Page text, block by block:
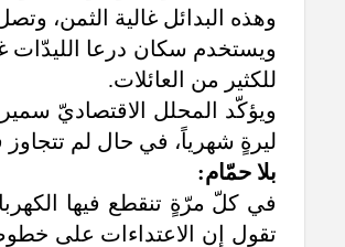
وهذه البدائل غالية الثمن، وتصل تكلفتها إلى نحو 10
ويستخدم سكان درعا الليدّات
للكثير من العائلات.
ليرةٍ شهرياً، في حال لم تتجاوز فترة
بلا حمّام:
في كلّ مرّةٍ تنقطع فيها
تقول إن الاعتداءات على خطوط